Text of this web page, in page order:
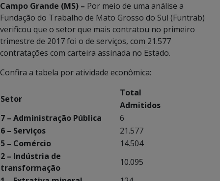
Campo Grande (MS) – Por meio de uma análise a
Fundação do Trabalho de Mato Grosso do Sul (Funtrab)
verificou que o setor que mais contratou no primeiro
trimestre de 2017 foi o de serviços, com 21.577
contratações com carteira assinada no Estado.
Confira a tabela por atividade econômica:
Setor
Total
Admitidos
7 – Administração Pública
6
6 – Serviços
21.577
5 – Comércio
14.504
2 – Indústria de
transformação
10.095